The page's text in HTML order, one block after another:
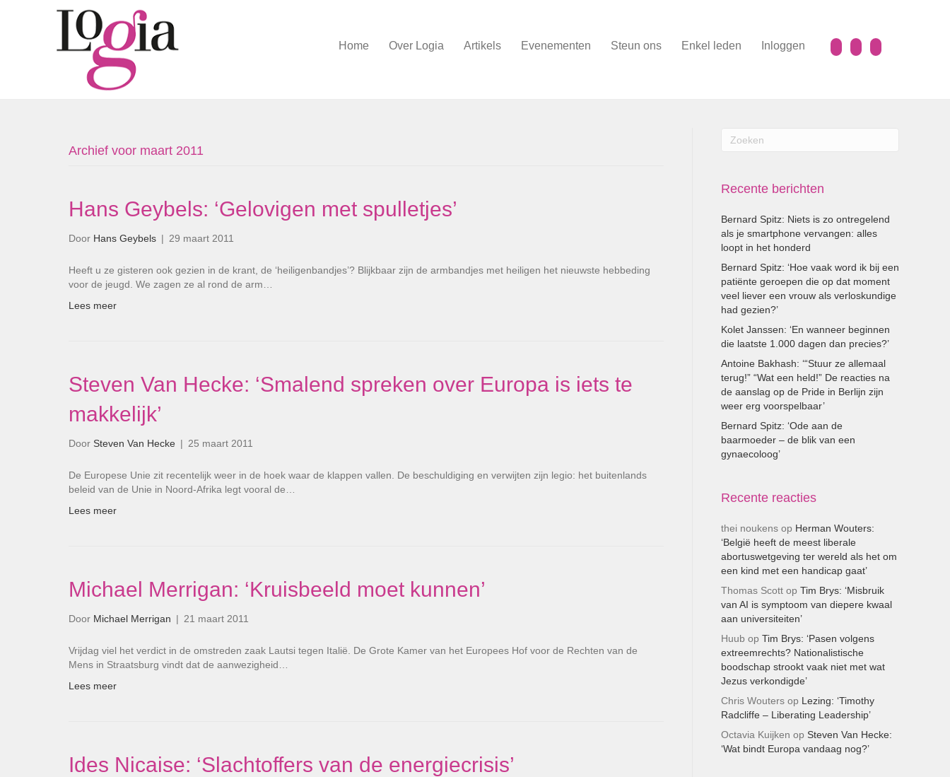
Home Over Logia Artikels Evenementen Steun ons Enkel leden Inloggen
Archief voor maart 2011
Hans Geybels: ‘Gelovigen met spulletjes’
Door Hans Geybels | 29 maart 2011
Heeft u ze gisteren ook gezien in de krant, de ‘heiligenbandjes’? Blijkbaar zijn de armbandjes met heiligen het nieuwste hebbeding
voor de jeugd. We zagen ze al rond de arm…
Lees meer
Steven Van Hecke: ‘Smalend spreken over Europa is iets te
makkelijk’
Door Steven Van Hecke | 25 maart 2011
De Europese Unie zit recentelijk weer in de hoek waar de klappen vallen. De beschuldiging en verwijten zijn legio: het buitenlands
beleid van de Unie in Noord-Afrika legt vooral de…
Lees meer
Michael Merrigan: ‘Kruisbeeld moet kunnen’
Door Michael Merrigan | 21 maart 2011
Vrijdag viel het verdict in de omstreden zaak Lautsi tegen Italië. De Grote Kamer van het Europees Hof voor de Rechten van de
Mens in Straatsburg vindt dat de aanwezigheid…
Lees meer
Ides Nicaise: ‘Slachtoffers van de energiecrisis’
Recente berichten
Bernard Spitz: Niets is zo ontregelend
als je smartphone vervangen: alles
loopt in het honderd
Bernard Spitz: ‘Hoe vaak word ik bij een
patiënte geroepen die op dat moment
veel liever een vrouw als verloskundige
had gezien?’
Kolet Janssen: ‘En wanneer beginnen
die laatste 1.000 dagen dan precies?’
Antoine Bakhash: ‘“Stuur ze allemaal
terug!” “Wat een held!” De reacties na
de aanslag op de Pride in Berlijn zijn
weer erg voorspelbaar’
Bernard Spitz: ‘Ode aan de
baarmoeder – de blik van een
gynaecoloog’
Recente reacties
thei noukensop Herman Wouters:
‘België heeft de meest liberale
abortuswetgeving ter wereld als het om
een kind met een handicap gaat’
Thomas Scottop Tim Brys: ‘Misbruik
van AI is symptoom van diepere kwaal
aan universiteiten’
Huub op Tim Brys: ‘Pasen volgens
extreemrechts? Nationalistische
boodschap strookt vaak niet met wat
Jezus verkondigde’
Chris Woutersop Lezing: ‘Timothy
Radcliffe – Liberating Leadership’
Octavia Kuijken op Steven Van Hecke:
‘Wat bindt Europa vandaag nog?’